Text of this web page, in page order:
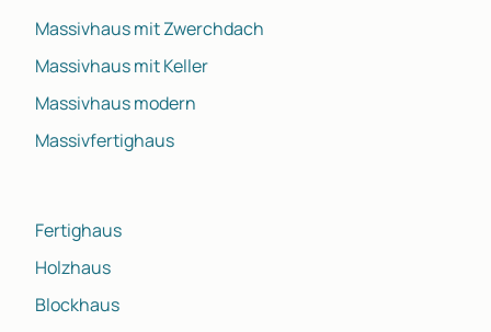
Massivhaus mit Zwerchdach
Massivhaus mit Keller
Massivhaus modern
Massivfertighaus
Fertighaus
Holzhaus
Blockhaus